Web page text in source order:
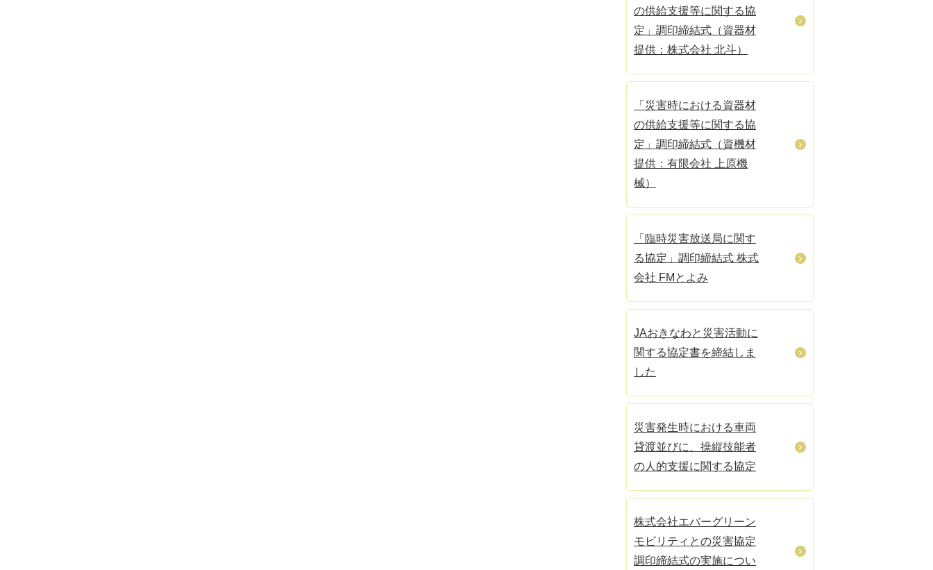
の供給支援等に関する協
定」調印締結式（資器材
提供：株式会社 北斗）
「災害時における資器材
の供給支援等に関する協
定」調印締結式（資機材
提供：有限会社 上原機
械）
「臨時災害放送局に関す
る協定」調印締結式 株式
会社 FMとよみ
JAおきなわと災害活動に
関する協定書を締結しま
した
災害発生時における車両
貸渡並びに、操縦技能者
の人的支援に関する協定
株式会社エバーグリーン
モビリティとの災害協定
調印締結式の実施につい